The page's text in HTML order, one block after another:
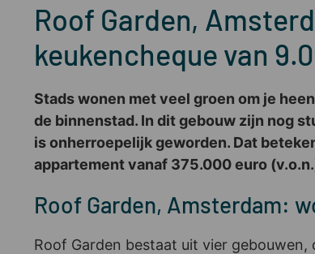
Roof Garden,
keukencheque van
Stads wonen met veel groen om je
de binnenstad. In dit gebouw zijn nog
is onherroepelijk geworden. Dat
appartement vanaf 375.000 euro
Roof Garden, Amsterdam:
Roof Garden bestaat uit vier